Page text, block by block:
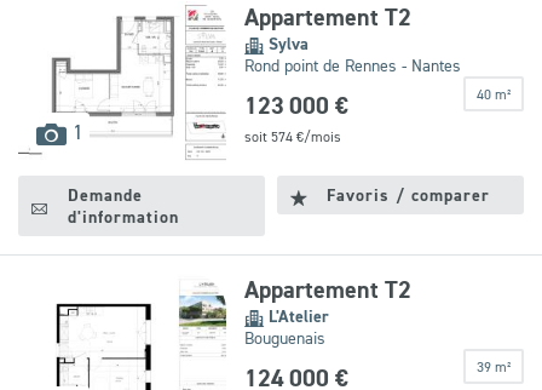
1 images
Appartement T2
Sylva
Rond point de Rennes - Nantes
40 m²
123 000 €
soit 574€/mois
Demande
d'information
Favoris / comparer
Appartement T2
L'Atelier
Bouguenais
39 m²
124 000 €